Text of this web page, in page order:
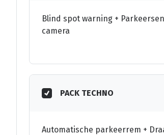
Blind spot warning +
camera
PACK TECHNO
Automatische parkeerrem +